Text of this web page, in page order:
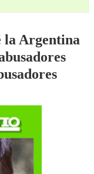
Argentina